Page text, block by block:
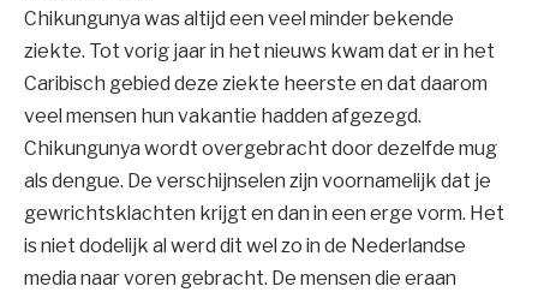
Chikungunya was altijd een veel minder bekende
ziekte. Tot vorig jaar in het nieuws kwam dat er in het
Caribisch gebied deze ziekte heerste en dat daarom
veel mensen hun vakantie hadden afgezegd.
Chikungunya wordt overgebracht door dezelfde mug
als dengue. De verschijnselen zijn voornamelijk dat je
gewrichtsklachten krijgt en dan in een erge vorm. Het
is niet dodelijk al werd dit wel zo in de Nederlandse
media naar voren gebracht. De mensen die eraan